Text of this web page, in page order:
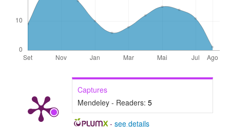
Captures
Mendeley - Readers: 5
- see details